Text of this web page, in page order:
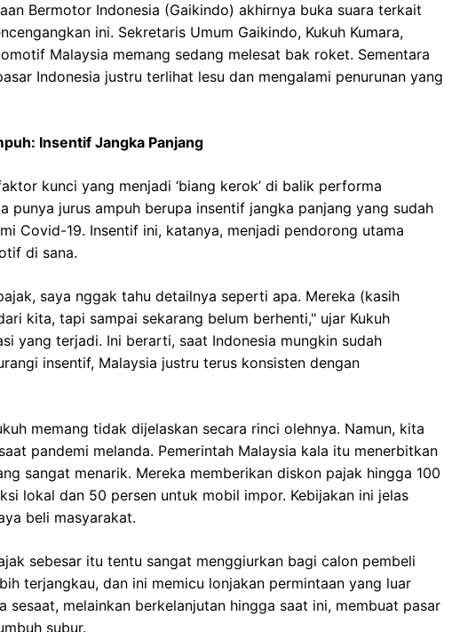
Bermotor Indonesia (Gaikindo) akhirnya buka suara terkait
ini. Sekretaris Umum Gaikindo, Kukuh Kumara,
Malaysia memang sedang melesat bak roket. Sementara
Indonesia justru terlihat lesu dan mengalami penurunan yang
Insentif Jangka Panjang
kunci yang menjadi ‘biang kerok’ di balik performa
punya jurus ampuh berupa insentif jangka panjang yang sudah
Covid-19. Insentif ini, katanya, menjadi pendorong utama
di sana.
saya nggak tahu detailnya seperti apa. Mereka (kasih
kita, tapi sampai sekarang belum berhenti," ujar Kukuh
yang terjadi. Ini berarti, saat Indonesia mungkin sudah
insentif, Malaysia justru terus konsisten dengan
memang tidak dijelaskan secara rinci olehnya. Namun, kita
pandemi melanda. Pemerintah Malaysia kala itu menerbitkan
sangat menarik. Mereka memberikan diskon pajak hingga 100
lokal dan 50 persen untuk mobil impor. Kebijakan ini jelas
beli masyarakat.
sebesar itu tentu sangat menggiurkan bagi calon pembeli
terjangkau, dan ini memicu lonjakan permintaan yang luar
sesaat, melainkan berkelanjutan hingga saat ini, membuat pasar
subur.